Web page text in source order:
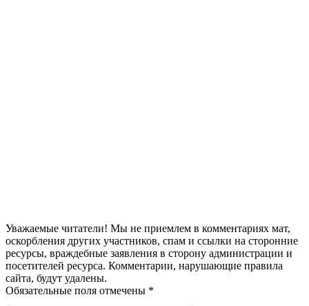
Уважаемые читатели! Мы не приемлем в комментариях мат,
оскорбления других участников, спам и ссылки на сторонние
ресурсы, враждебные заявления в сторону администрации и
посетителей ресурса. Комментарии, нарушающие правила
сайта, будут удалены.
Обязательные поля отмечены *